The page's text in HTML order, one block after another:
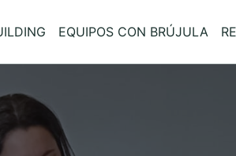
EQUIPOS CON BRÚJULA